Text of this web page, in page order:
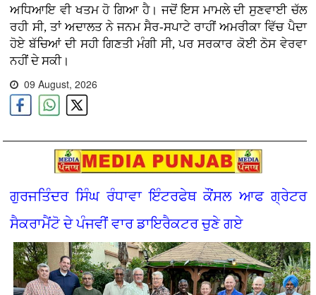
ਅਧਿਆਇ ਵੀ ਖਤਮ ਹੋ ਗਿਆ ਹੈ। ਜਦੋਂ ਇਸ ਮਾਮਲੇ ਦੀ ਸੁਣਵਾਈ ਚੱਲ
ਰਹੀ ਸੀ, ਤਾਂ ਅਦਾਲਤ ਨੇ ਜਨਮ ਸੈਰ-ਸਪਾਟੇ ਰਾਹੀਂ ਅਮਰੀਕਾ ਵਿੱਚ ਪੈਦਾ
ਹੋਏ ਬੱਚਿਆਂ ਦੀ ਸਹੀ ਗਿਣਤੀ ਮੰਗੀ ਸੀ, ਪਰ ਸਰਕਾਰ ਕੋਈ ਠੋਸ ਵੇਰਵਾ
ਨਹੀਂ ਦੇ ਸਕੀ।
09 August, 2026
ਗੁਰਜਤਿੰਦਰ ਸਿੰਘ ਰੰਧਾਵਾ ਇੰਟਰਫੇਥ ਕੌਂਸਲ ਆਫ ਗ੍ਰੇਟਰ
ਸੈਕਰਾਮੈਂਟੋ ਦੇ ਪੰਜਵੀਂ ਵਾਰ ਡਾਇਰੈਕਟਰ ਚੁਣੇ ਗਏ